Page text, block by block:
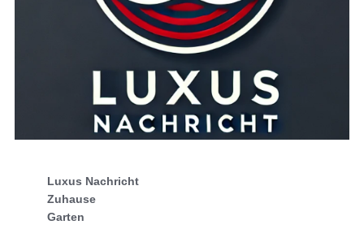
Luxus Nachricht
Zuhause
Garten